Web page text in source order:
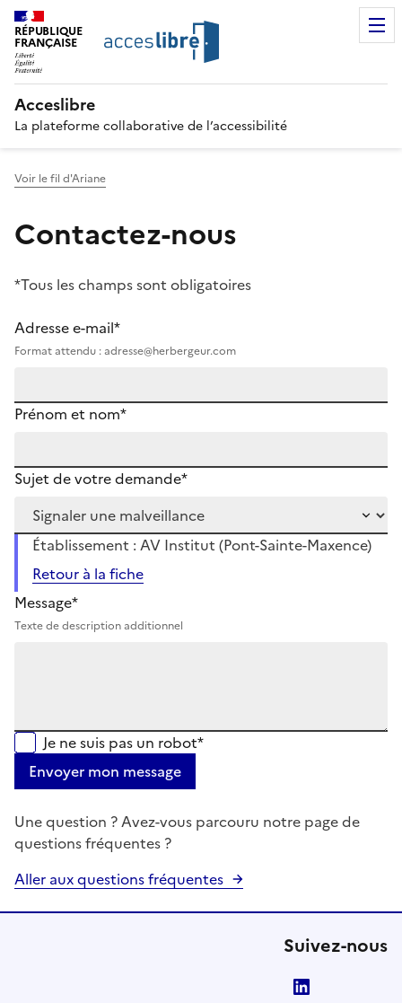
RÉPUBLIQUE
FRANÇAISE
Acceslibre
La plateforme collaborative de l’accessibilité
Voir le fil d'Ariane
Contactez-nous
*Tous les champs sont obligatoires
Adresse e-mail*
Format attendu : adresse@herbergeur.com
Prénom et nom*
Sujet de votre demande*
Établissement : AV Institut (Pont-Sainte-Maxence)
Retour à la fiche
Message*
Texte de description additionnel
Je ne suis pas un robot*
Envoyer mon message
Une question ? Avez-vous parcouru notre page de
questions fréquentes ?
Aller aux questions fréquentes
Suivez-nous